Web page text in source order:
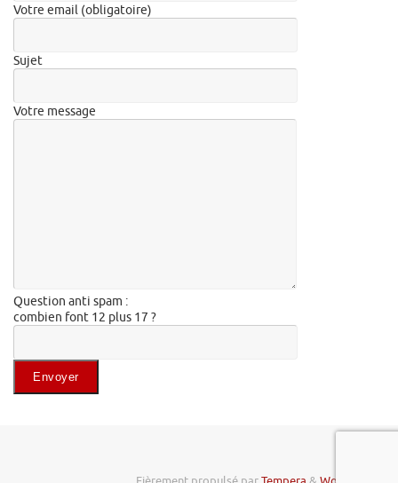
Votre email (obligatoire)
Sujet
Votre message
Question anti spam :
combien font 12 plus 17 ?